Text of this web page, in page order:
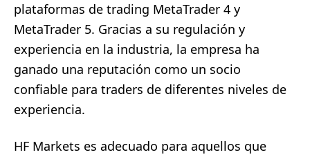
plataformas de trading MetaTrader 4 y
MetaTrader 5. Gracias a su regulación y
experiencia en la industria, la empresa ha
ganado una reputación como un socio
confiable para traders de diferentes niveles de
experiencia.
HF Markets es adecuado para aquellos que